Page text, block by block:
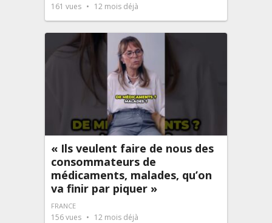
161 vues 12 mois déjà
« Ils veulent faire de nous des
consommateurs de
médicaments, malades, qu’on
va finir par piquer »
FRANCE
156vues 12 mois déjà